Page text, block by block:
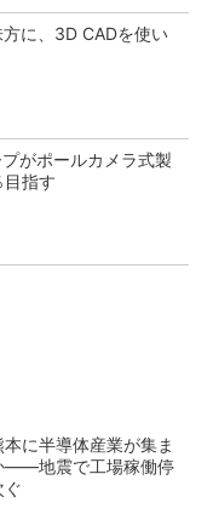
方に、3D CADを使い
がポールカメラ式製
指す
本に半導体産業が集ま
――地震で工場稼働停
ぐ